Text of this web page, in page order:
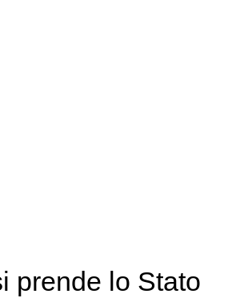
prende lo Stato